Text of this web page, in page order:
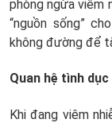
phòng ngừa viêm
“nguồn sống”
không đường để
Quan hệ tình
Khi đang viêm